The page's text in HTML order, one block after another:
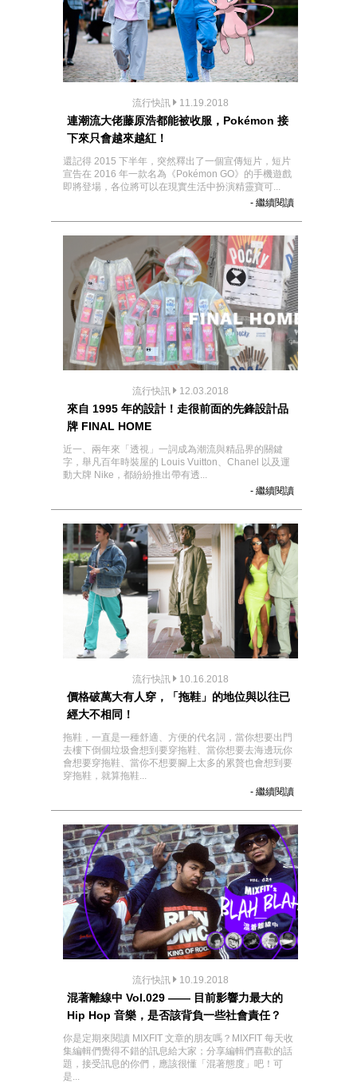
流行快訊 11.19.2018
連潮流大佬藤原浩都能被收服，Pokémon 接
下來只會越來越紅！
還記得 2015 下半年，突然釋出了一個宣傳短片，短片
宣告在 2016 年一款名為《Pokémon GO》的手機遊戲
即將登場，各位將可以在現實生活中扮演精靈寶可...
- 繼續閱讀
流行快訊 12.03.2018
來自 1995 年的設計！走很前面的先鋒設計品
牌 FINAL HOME
近一、兩年來「透視」一詞成為潮流與精品界的關鍵
字，舉凡百年時裝屋的 Louis Vuitton、Chanel 以及運
動大牌 Nike，都紛紛推出帶有透...
- 繼續閱讀
流行快訊 10.16.2018
價格破萬大有人穿，「拖鞋」的地位與以往已
經大不相同！
拖鞋，一直是一種舒適、方便的代名詞，當你想要出門
去樓下倒個垃圾會想到要穿拖鞋、當你想要去海邊玩你
會想要穿拖鞋、當你不想要腳上太多的累贅也會想到要
穿拖鞋，就算拖鞋...
- 繼續閱讀
流行快訊 10.19.2018
混著離線中 Vol.029 —— 目前影響力最大的
Hip Hop 音樂，是否該背負一些社會責任？
你是定期來閱讀 MIXFIT 文章的朋友嗎？MIXFIT 每天收
集編輯們覺得不錯的訊息給大家；分享編輯們喜歡的話
題，接受訊息的你們，應該很懂「混著態度」吧！可
是...